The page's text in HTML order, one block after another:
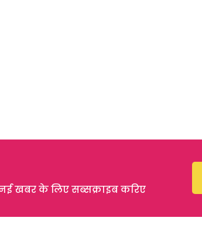
खबर के लिए सब्सक्राइब करिए